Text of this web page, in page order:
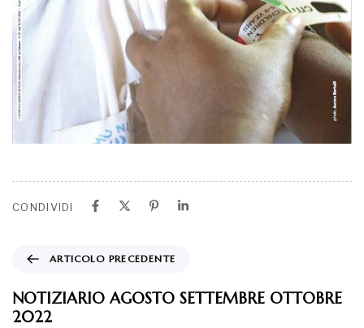
CONDIVIDI
ARTICOLO PRECEDENTE
NOTIZIARIO AGOSTO SETTEMBRE OTTOBRE
2022